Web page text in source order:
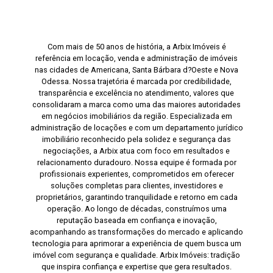
de contrato, proporcionando uma excelente
oportunidade para empresas que desejam iniciar
ou expandir suas operações com custos
reduzidos nos primeiros anos de ocupação. Entre
em contato com a equipe da Arbix Imóveis e
agende a sua visita!! WhatsApp e Telefone: (19)
3475-4546 ARBIX IMÓVEIS - Presente em cada
mudança!
Com mais de 50 anos de história, a Arbix Imóveis é
referência em locação, venda e administração de imóveis
nas cidades de Americana, Santa Bárbara d?Oeste e Nova
Odessa. Nossa trajetória é marcada por credibilidade,
transparência e excelência no atendimento, valores que
consolidaram a marca como uma das maiores autoridades
em negócios imobiliários da região. Especializada em
administração de locações e com um departamento jurídico
imobiliário reconhecido pela solidez e segurança das
negociações, a Arbix atua com foco em resultados e
relacionamento duradouro. Nossa equipe é formada por
profissionais experientes, comprometidos em oferecer
soluções completas para clientes, investidores e
proprietários, garantindo tranquilidade e retorno em cada
operação. Ao longo de décadas, construímos uma
reputação baseada em confiança e inovação,
acompanhando as transformações do mercado e aplicando
tecnologia para aprimorar a experiência de quem busca um
imóvel com segurança e qualidade. Arbix Imóveis: tradição
que inspira confiança e expertise que gera resultados.